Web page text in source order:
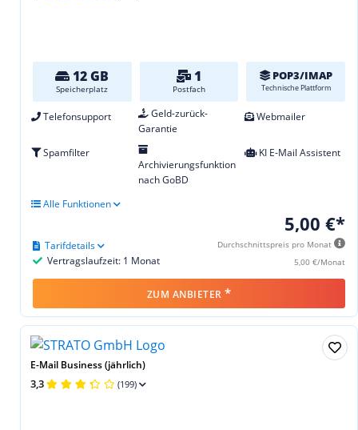
12 GB
Speicherplatz
1
Postfach
POP3/IMAP
Technische Plattform
Telefonsupport
Geld-zurück-
Garantie
Webmailer
Spamfilter
Archivierungsfunktion
nach GoBD
KI E-Mail Assistent
Alle Funktionen
5,00 €*
Durchschnittspreis pro Monat
5,00 €/Monat
Vertragslaufzeit: 1 Monat
Tarifdetails
ZUM ANBIETER *
E-Mail Business (jährlich)
3,3 (199)